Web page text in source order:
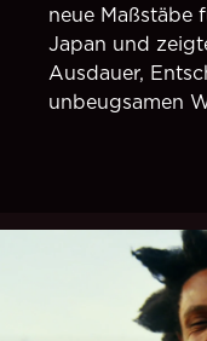
neue Maßstäbe
Japan und
Ausdauer,
unbeugsamen